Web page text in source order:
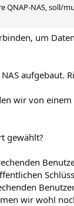
QNAP-NAS, soll/
um
aufgebaut.
wir von
gewählt?
wir wohl